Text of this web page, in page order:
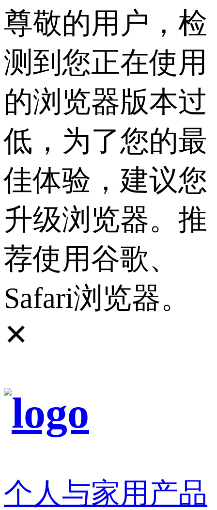
尊敬的用户，检
测到您正在使用
的浏览器版本过
低，为了您的最
佳体验，建议您
升级浏览器。推
荐使用谷歌、
Safari浏览器。
✕
个人与家用产品